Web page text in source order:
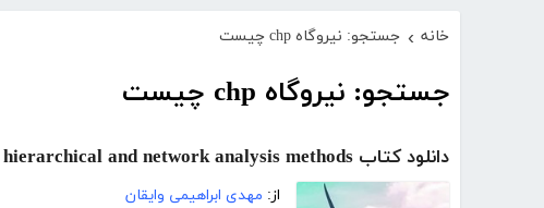
خانه › جستجو: نیروگاه chp چیست
جستجو: نیروگاه chp چیست
دانلود کتاب wind power plant construction site selection by using hierarchical and network analysis methods
از: مهدی ابراهیمی وایقان